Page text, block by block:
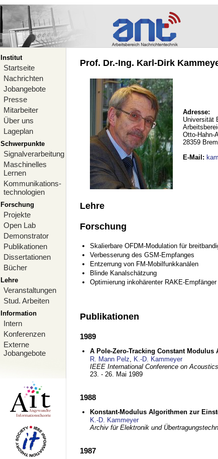
Institut
Startseite
Nachrichten
Jobangebote
Presse
Mitarbeiter
Über uns
Lageplan
Schwerpunkte
Signalverarbeitung
Maschinelles
Lernen
Kommunikations-
technologien
Forschung
Projekte
Open Lab
Demonstrator
Publikationen
Dissertationen
Bücher
Lehre
Veranstaltungen
Stud. Arbeiten
Information
Intern
Konferenzen
Externe
Jobangebote
Prof. Dr.-Ing. Karl-Dirk
Adresse:
Universität
Otto-Hahn-
28359
E-Mail :
Lehre
Forschung
Skalierbare OFDM-Modulation für
Verbesserung des GSM-Empfanges
Entzerrung von FM-Mobilfunkkanälen
Blinde Kanalschätzung
Optimierung inkohärenter RAKE-
Publikationen
1989
A Pole-Zero-Tracking Constant Modulus
R. Mann Pelz, K.-D. Kammeyer
IEEE International Conference on
23. - 26. Mai 1989
1988
Konstant-Modulus Algorithmen zur
K.-D. Kammeyer
Archiv für Elektronik und
1987